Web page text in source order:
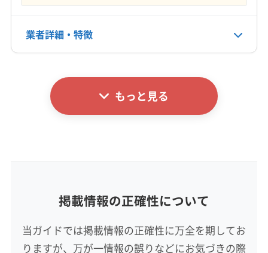
定休日
年中無休
電話番号
非公開
業者詳細・特徴
基本情報
代表者名
鳴門市
勝浦郡勝浦町 勝浦郡上勝町
那賀郡那賀町
板野郡松茂町
板野郡上板町
板野郡板野町
もっと見る
掲載情報の正確性について
当ガイドでは掲載情報の正確性に万全を期してお
りますが、万が一情報の誤りなどにお気づきの際